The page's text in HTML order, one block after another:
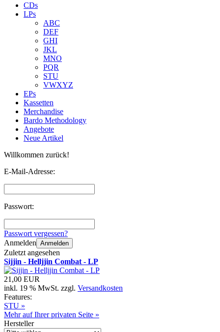
CDs
LPs
ABC
DEF
GHI
JKL
MNO
PQR
STU
VWXYZ
EPs
Kassetten
Merchandise
Bardo Methodology
Angebote
Neue Artikel
Willkommen zurück!
E-Mail-Adresse:
Passwort:
Passwort vergessen?
Anmelden Anmelden
Zuletzt angesehen
Sijjin - Helljjin Combat - LP
21,00 EUR
inkl. 19 % MwSt. zzgl. Versandkosten
Features:
STU »
Mehr auf Ihrer privaten Seite »
Hersteller